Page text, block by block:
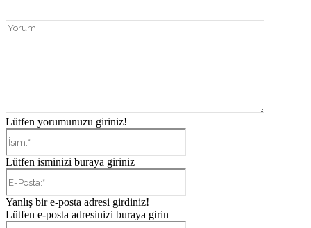
Lütfen yorumunuzu giriniz!
Lütfen isminizi buraya giriniz
Yanlış bir e-posta adresi girdiniz!
Lütfen e-posta adresinizi buraya girin